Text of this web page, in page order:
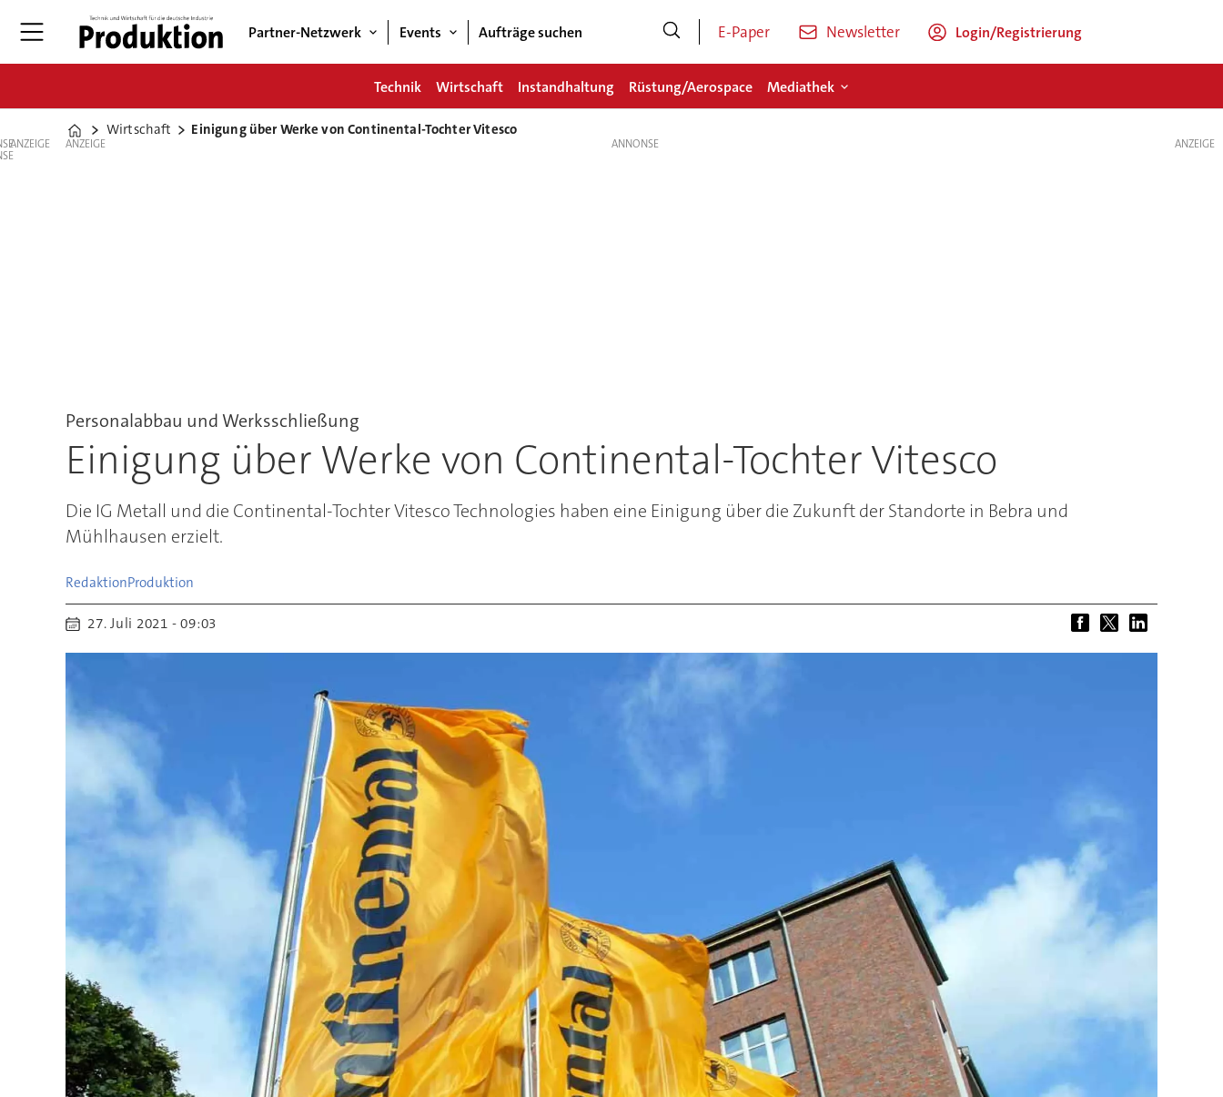
Partner-Netzwerk Events Aufträge suchen E-Paper Newsletter Login/Registrierung
Technik Wirtschaft Instandhaltung Rüstung/Aerospace Mediathek
Home
Wirtschaft Einigung über Werke von Continental-Tochter Vitesco
ANZEIGE ANZEIGE
Personalabbau und Werksschließung
Einigung über Werke von Continental-Tochter Vitesco
Die IG Metall und die Continental-Tochter Vitesco Technologies haben eine Einigung über die Zukunft der Standorte in Bebra und
Mühlhausen erzielt.
RedaktionProduktion
27. Juli 2021 - 09:03
ANZEIGE